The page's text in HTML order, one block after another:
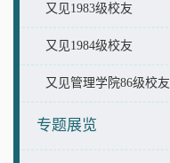
又见1983级校友
又见1984级校友
又见管理学院86级校友
专题展览